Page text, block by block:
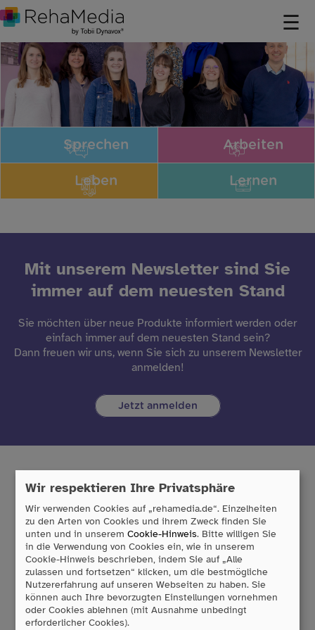
Mit unserem Newsletter sind Sie
immer auf dem neuesten Stand
Sie möchten über neue Produkte informiert werden oder
einfach immer auf dem neuesten Stand sein?
Dann freuen wir uns, wenn Sie sich zu unserem Newsletter
anmelden!
Jetzt anmelden
Sprechen Arbeiten
Leben Lernen
Friedrich-Ebert-Straße 134
47229 Duisburg
T:0203/396 583 0
F:0203/393 444 98
E:info @rehamedia.de
Reparaturservice
Wir respektieren Ihre Privatsphäre
Wir verwenden Cookies auf „rehamedia.de“. Einzelheiten
zu den Arten von Cookies und ihrem Zweck finden Sie
unten und in unseremCookie-Hinweis. Bitte willigen Sie
in die Verwendung von Cookies ein, wie in unserem
Cookie-Hinweis beschrieben, indem Sie auf „Alle
zulassen und fortsetzen“ klicken, um die bestmögliche
Nutzererfahrung auf unseren Webseiten zu haben. Sie
können auch Ihre bevorzugten Einstellungen vornehmen
oder Cookies ablehnen (mit Ausnahme unbedingt
erforderlicher Cookies).